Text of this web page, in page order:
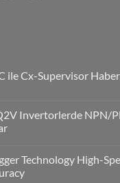
ile Cx-Supervisor
Invertorlerde NPN/
Technology High-